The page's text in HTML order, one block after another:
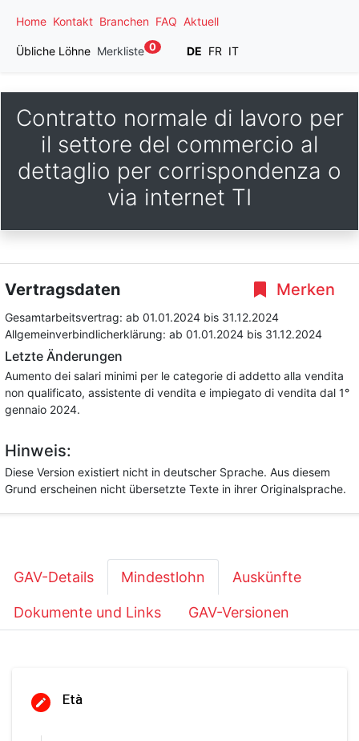
Home Kontakt Branchen FAQ Aktuell
Übliche Löhne Merkliste 0 DE FR IT
Contratto normale di lavoro per
il settore del commercio al
dettaglio per corrispondenza o
via internet TI
Merken
Vertragsdaten
Gesamtarbeitsvertrag: ab 01.01.2024 bis 31.12.2024
Allgemeinverbindlicherklärung: ab 01.01.2024 bis 31.12.2024
Letzte Änderungen
Aumento dei salari minimi per le categorie di addetto alla vendita
non qualificato, assistente di vendita e impiegato di vendita dal 1°
gennaio 2024.
Hinweis:
Diese Version existiert nicht in deutscher Sprache. Aus diesem
Grund erscheinen nicht übersetzte Texte in ihrer Originalsprache.
GAV-Details Mindestlohn Auskünfte
Dokumente und Links GAV-Versionen
Età